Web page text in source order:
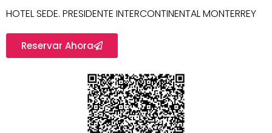
HOTEL SEDE. PRESIDENTE INTERCONTINENTAL MONTERREY
Reservar Ahora